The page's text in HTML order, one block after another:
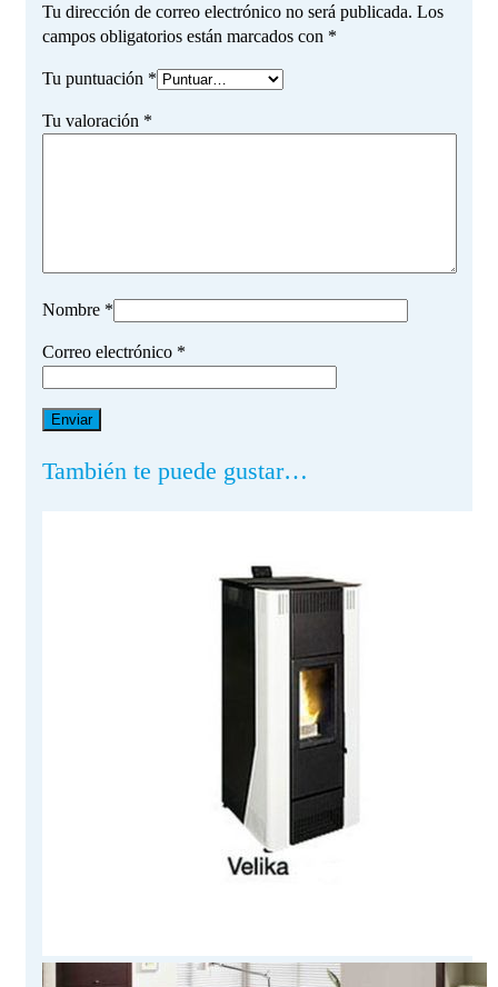
Tu dirección de correo electrónico no será publicada. Los
campos obligatorios están marcados con *
Tu puntuación *
Tu valoración *
Nombre *
Correo electrónico *
También te puede gustar…